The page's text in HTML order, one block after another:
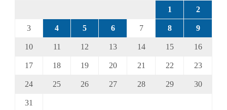
1 2
3 4 5 6 7 8 9
10 11 12 13 14 15 16
17 18 19 20 21 22 23
24 25 26 27 28 29 30
31